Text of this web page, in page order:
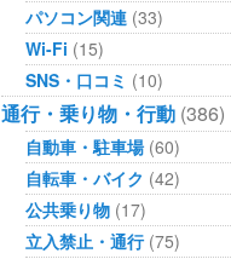
パソコン関連 (33)
Wi-Fi (15)
SNS・口コミ (10)
通行・乗り物・行動 (386)
自動車・駐車場(60)
自転車・バイク (42)
公共乗り物 (17)
立入禁止・通行(75)